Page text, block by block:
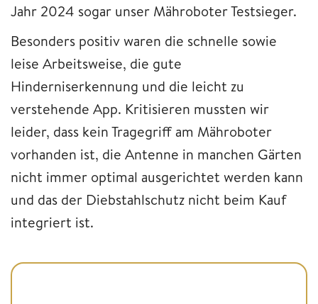
Jahr 2024 sogar unser Mähroboter Testsieger.
Besonders positiv waren die schnelle sowie
leise Arbeitsweise, die gute
Hinderniserkennung und die leicht zu
verstehende App. Kritisieren mussten wir
leider, dass kein Tragegriff am Mähroboter
vorhanden ist, die Antenne in manchen Gärten
nicht immer optimal ausgerichtet werden kann
und das der Diebstahlschutz nicht beim Kauf
integriert ist.